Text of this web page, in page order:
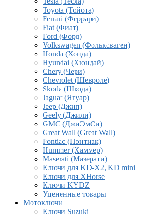
Toyota (Тойота)
Ferrari (Феррари)
Fiat (Фиат)
Ford (Форд)
Volkswagen (Фольксваген)
Honda (Хонда)
Hyundai (Хюндай)
Chery (Чери)
Chevrolet (Шевроле)
Skoda (Шкода)
Jaguar (Ягуар)
Jeep (Джип)
Geely (Джили)
GMC (ДжиЭмСи)
Great Wall (Great Wall)
Pontiac (Понтиак)
Hummer (Хаммер)
Maserati (Мазерати)
Ключи для KD-X2, KD mini
Ключи для XHorse
Ключи KYDZ
Уцененные товары
Мотоключи
Ключи Suzuki